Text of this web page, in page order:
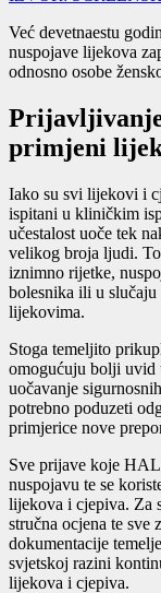
Već devetnaestu
nuspojave lijekova
odnosno osobe
primjeni
Iako su svi lijekovi i
ispitani u kliničkim
učestalost uoče tek
velikog broja ljudi.
iznimno rijetke,
bolesnika ili u
lijekovima.
Stoga temeljito
omogućuju bolji uvid
uočavanje
potrebno poduzeti
primjerice nove
Sve prijave koje
nuspojavu te se
lijekova i cjepiva. Za
stručna ocjena te sve
dokumentacije
svjetskoj razini
lijekova i cjepiva.